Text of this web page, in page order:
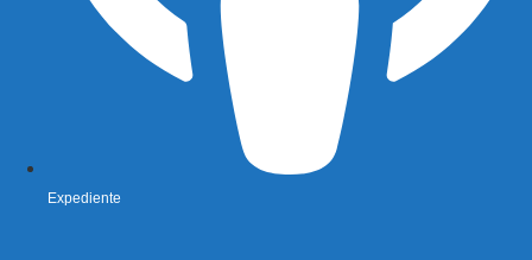
Expediente